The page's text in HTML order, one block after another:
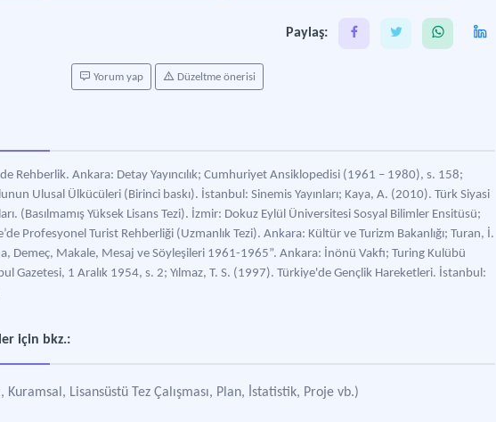
Paylaş:
Yorum yap Düzeltme önerisi
Rehberlik. Ankara: Detay Yayıncılık; Cumhuriyet Ansiklopedisi (1961 – 1980), s. 158;
Ulusal Ülkücüleri (Birinci baskı). İstanbul: Sinemis Yayınları; Kaya, A. (2010). Türk Siyasi
(Basılmamış Yüksek Lisans Tezi). İzmir: Dokuz Eylül Üniversitesi Sosyal Bilimler Ensitüsü;
Profesyonel Turist Rehberliği (Uzmanlık Tezi). Ankara: Kültür ve Turizm Bakanlığı; Turan, İ.
Demeç, Makale, Mesaj ve Söyleşileri 1961-1965”. Ankara: İnönü Vakfı; Turing Kulübü
Gazetesi, 1 Aralık 1954, s. 2; Yılmaz, T. S. (1997). Türkiye'de Gençlik Hareketleri. İstanbul:
için bkz.:
Kuramsal, Lisansüstü Tez Çalışması, Plan, İstatistik, Proje vb.)